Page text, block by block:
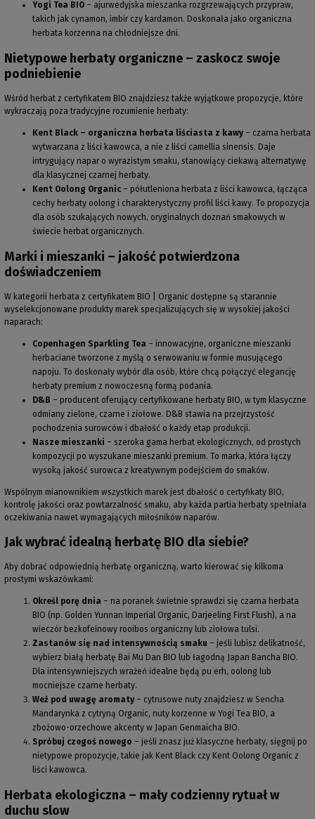
Yogi Tea BIO – ajurwedyjska mieszanka rozgrzewających przypraw,
takich jak cynamon, imbir czy kardamon. Doskonała jako organiczna
herbata korzenna na chłodniejsze dni.
Nietypowe herbaty organiczne – zaskocz swoje
podniebienie
Wśród herbat z certyfikatem BIO znajdziesz także wyjątkowe propozycje, które
wykraczają poza tradycyjne rozumienie herbaty:
Kent Black – organiczna herbata liściasta z kawy – czarna herbata
wytwarzana z liści kawowca, a nie z liści camellia sinensis. Daje
intrygujący napar o wyrazistym smaku, stanowiący ciekawą alternatywę
dla klasycznej czarnej herbaty.
Kent Oolong Organic – półutleniona herbata z liści kawowca, łącząca
cechy herbaty oolong i charakterystyczny profil liści kawy. To propozycja
dla osób szukających nowych, oryginalnych doznań smakowych w
świecie herbat organicznych.
Marki i mieszanki – jakość potwierdzona
doświadczeniem
W kategorii herbata z certyfikatem BIO | Organic dostępne są starannie
wyselekcjonowane produkty marek specjalizujących się w wysokiej jakości
naparach:
Copenhagen Sparkling Tea – innowacyjne, organiczne mieszanki
herbaciane tworzone z myślą o serwowaniu w formie musującego
napoju. To doskonały wybór dla osób, które chcą połączyć elegancję
herbaty premium z nowoczesną formą podania.
D&B – producent oferujący certyfikowane herbaty BIO, w tym klasyczne
odmiany zielone, czarne i ziołowe. D&B stawia na przejrzystość
pochodzenia surowców i dbałość o każdy etap produkcji.
Nasze mieszanki – szeroka gama herbat ekologicznych, od prostych
kompozycji po wyszukane mieszanki premium. To marka, która łączy
wysoką jakość surowca z kreatywnym podejściem do smaków.
Wspólnym mianownikiem wszystkich marek jest dbałość o certyfikaty BIO,
kontrolę jakości oraz powtarzalność smaku, aby każda partia herbaty spełniała
oczekiwania nawet wymagających miłośników naparów.
Jak wybrać idealną herbatę BIO dla siebie?
Aby dobrać odpowiednią herbatę organiczną, warto kierować się kilkoma
prostymi wskazówkami:
Określ porę dnia – na poranek świetnie sprawdzi się czarna herbata
BIO (np. Golden Yunnan Imperial Organic, Darjeeling First Flush), a na
wieczór bezkofeinowy rooibos organiczny lub ziołowa tulsi.
Zastanów się nad intensywnością smaku – jeśli lubisz delikatność,
wybierz białą herbatę Bai Mu Dan BIO lub łagodną Japan Bancha BIO.
Dla intensywniejszych wrażeń idealne będą pu erh, oolong lub
mocniejsze czarne herbaty.
Weź pod uwagę aromaty – cytrusowe nuty znajdziesz w Sencha
Mandarynka z cytryną Organic, nuty korzenne w Yogi Tea BIO, a
zbożowo-orzechowe akcenty w Japan Genmaicha BIO.
Spróbuj czegoś nowego – jeśli znasz już klasyczne herbaty, sięgnij po
nietypowe propozycje, takie jak Kent Black czy Kent Oolong Organic z
liści kawowca.
Herbata ekologiczna – mały codzienny rytuał w
duchu slow